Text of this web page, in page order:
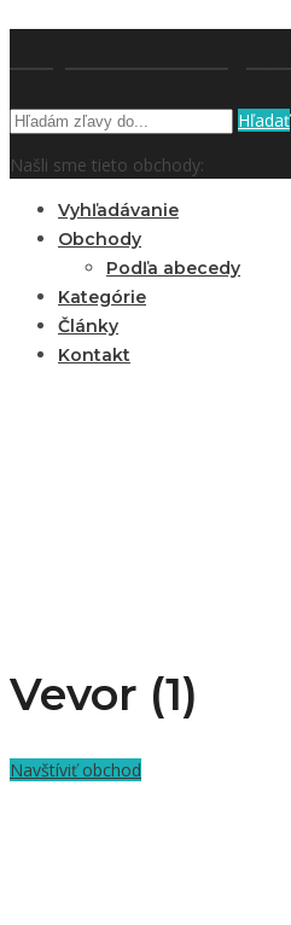
Hľadať
Našli sme tieto obchody:
Vyhľadávanie
Obchody
Podľa abecedy
Kategórie
Články
Kontakt
Vevor (1)
Navštíviť obchod